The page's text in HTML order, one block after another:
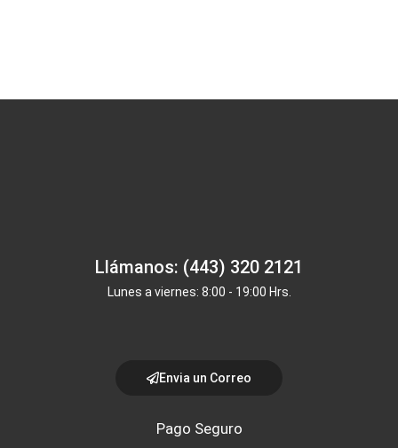
Llámanos: (443) 320 2121
Lunes a viernes: 8:00 - 19:00 Hrs.
Envia un Correo
Pago Seguro